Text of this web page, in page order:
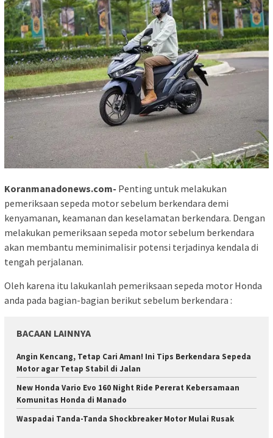
Koranmanadonews.com- Penting untuk melakukan
pemeriksaan sepeda motor sebelum berkendara demi
kenyamanan, keamanan dan keselamatan berkendara. Dengan
melakukan pemeriksaan sepeda motor sebelum berkendara
akan membantu meminimalisir potensi terjadinya kendala di
tengah perjalanan.
Oleh karena itu lakukanlah pemeriksaan sepeda motor Honda
anda pada bagian-bagian berikut sebelum berkendara :
BACAAN LAINNYA
Angin Kencang, Tetap Cari Aman! Ini Tips Berkendara Sepeda
Motor agar Tetap Stabil di Jalan
New Honda Vario Evo 160 Night Ride Pererat Kebersamaan
Komunitas Honda di Manado
Waspadai Tanda-Tanda Shockbreaker Motor Mulai Rusak